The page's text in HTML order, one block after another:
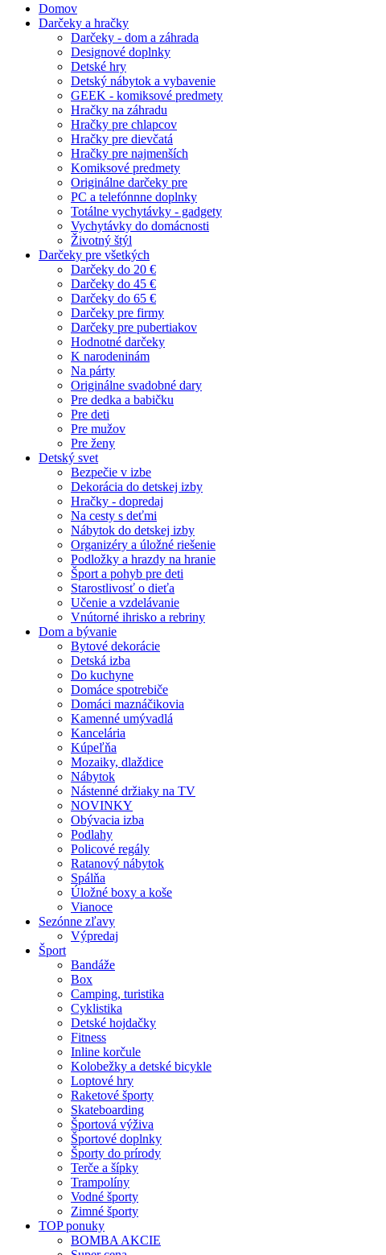
Domov
Darčeky a hračky
Darčeky - dom a záhrada
Designové doplnky
Detské hry
Detský nábytok a vybavenie
GEEK - komiksové predmety
Hračky na záhradu
Hračky pre chlapcov
Hračky pre dievčatá
Hračky pre najmenších
Komiksové predmety
Originálne darčeky pre
PC a telefónnne doplnky
Totálne vychytávky - gadgety
Vychytávky do domácnosti
Životný štýl
Darčeky pre všetkých
Darčeky do 20 €
Darčeky do 45 €
Darčeky do 65 €
Darčeky pre firmy
Darčeky pre pubertiakov
Hodnotné darčeky
K narodeninám
Na párty
Originálne svadobné dary
Pre dedka a babičku
Pre deti
Pre mužov
Pre ženy
Detský svet
Bezpečie v izbe
Dekorácia do detskej izby
Hračky - dopredaj
Na cesty s deťmi
Nábytok do detskej izby
Organizéry a úložné riešenie
Podložky a hrazdy na hranie
Šport a pohyb pre deti
Starostlivosť o dieťa
Učenie a vzdelávanie
Vnútorné ihrisko a rebriny
Dom a bývanie
Bytové dekorácie
Detská izba
Do kuchyne
Domáce spotrebiče
Domáci maznáčikovia
Kamenné umývadlá
Kancelária
Kúpeľňa
Mozaiky, dlaždice
Nábytok
Nástenné držiaky na TV
NOVINKY
Obývacia izba
Podlahy
Policové regály
Ratanový nábytok
Spálňa
Úložné boxy a koše
Vianoce
Sezónne zľavy
Výpredaj
Šport
Bandáže
Box
Camping, turistika
Cyklistika
Detské hojdačky
Fitness
Inline korčule
Kolobežky a detské bicykle
Loptové hry
Raketové športy
Skateboarding
Športová výživa
Športové doplnky
Športy do prírody
Terče a šípky
Trampolíny
Vodné športy
Zimné športy
TOP ponuky
BOMBA AKCIE